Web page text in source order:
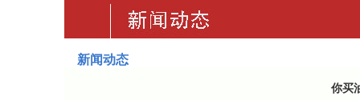
新闻动态
你买